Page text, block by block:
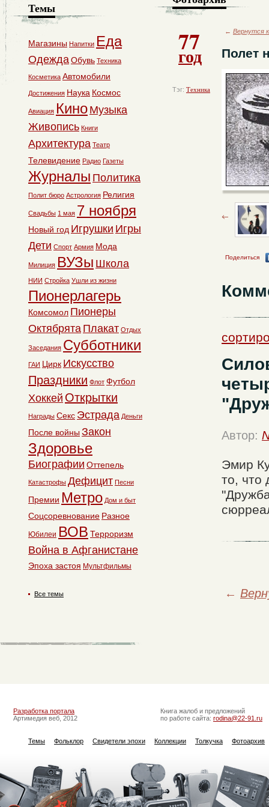
77
год
Тэг: Техника
← Вернутся
Полет
Поделиться
Автор:
Эмир
то, что
←
Темы
Магазины Напитки Еда
ОдеждаОбувь Техника
Косметика Автомобили
Достижения Наука Космос
Авиация Кино Музыка
Живопись Книги
Архитектура Театр
Телевидение Радио Газеты
Журналы Политика
Полит бюро Астрология Религия
Свадьбы 1 мая 7 ноября
Новый год Игрушки Игры
Дети Спорт Армия Мода
Милиция ВУЗы Школа
НИИ Стройка Ушли из жизни
Пионерлагерь
Комсомол Пионеры
Октябрята Плакат Отдых
Заседания Субботники
ГАИ Цирк Искусство
Праздники Флот Футбол
Хоккей Открытки
Награды Секс Эстрада Деньги
После войны Закон
Здоровье
Биографии Оттепель
Катастрофы Дефицит Песни
Премии Метро Дом и быт
Соцсоревнование Разное
Юбилеи ВОВ Терроризм
Война в Афганистане
Эпоха застоя Мультфильмы
Все темы
Разработка портала
Артимедия веб, 2012
Книга жалоб и предложений
по работе сайта: rodina@22-91.ru
Темы Фольклор Свидетели эпохи Коллекции Толкучка Фотоархив